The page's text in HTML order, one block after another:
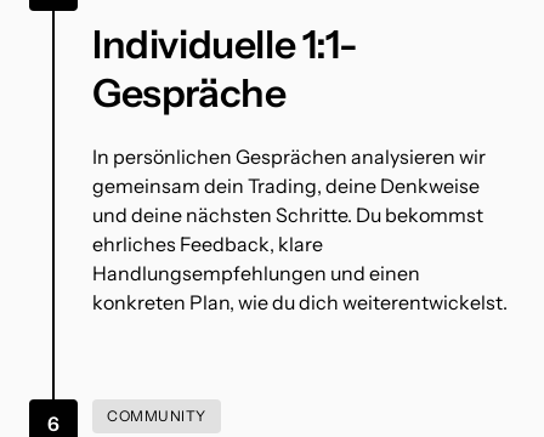
Individuelle 1:1-
Gespräche
In persönlichen Gesprächen analysieren wir
gemeinsam dein Trading, deine Denkweise
und deine nächsten Schritte. Du bekommst
ehrliches Feedback, klare
Handlungsempfehlungen und einen
konkreten Plan, wie du dich weiterentwickelst.
6 COMMUNITY